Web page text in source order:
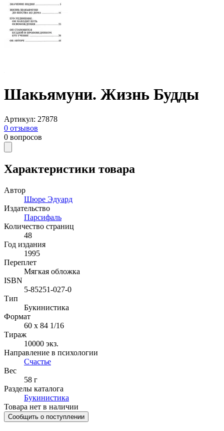
Шакьямуни. Жизнь Будды
Артикул: 27878
0 отзывов
0 вопросов
Характеристики товара
Автор
Шюре Эдуард
Издательство
Парсифаль
Количество страниц
48
Год издания
1995
Переплет
Мягкая обложка
ISBN
5-85251-027-0
Тип
Букинистика
Формат
60 x 84 1/16
Тираж
10000 экз.
Направление в психологии
Счастье
Вес
58 г
Разделы каталога
Букинистика
Товара нет в наличии
Сообщить о поступлении